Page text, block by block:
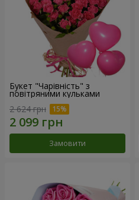
Букет "Чарівність" з
повітряними кульками
2 624 грн
Замовити